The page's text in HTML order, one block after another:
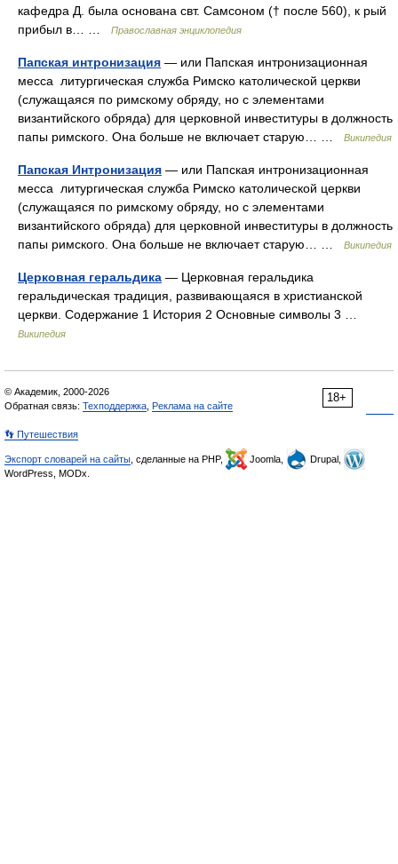
кафедра Д. была основана свт. Самсоном († после 560), к рый
прибыл в… …
Православная энциклопедия
Папская интронизация — или Папская интронизационная
месса литургическая служба Римско католической церкви
(служащаяся по римскому обряду, но с элементами
византийского обряда) для церковной инвеституры в должность
папы римского. Она больше не включает старую… …
Википедия
Папская Интронизация — или Папская интронизационная
месса литургическая служба Римско католической церкви
(служащаяся по римскому обряду, но с элементами
византийского обряда) для церковной инвеституры в должность
папы римского. Она больше не включает старую… …
Википедия
Церковная геральдика — Церковная геральдика
геральдическая традиция, развивающаяся в христианской
церкви. Содержание 1 История 2 Основные символы 3 …
Википедия
18+
© Академик, 2000-2026
Обратная связь: Техподдержка Реклама на сайте
👣 Путешествия
Экспорт словарей на сайты , сделанные на PHP, Joomla,
Drupal,
WordPress, MODx.